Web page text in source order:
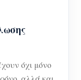
όχι μόνο